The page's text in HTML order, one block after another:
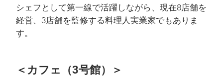
シェフとして第一線で活躍しながら、現在8店舗を
経営、3店舗を監修する料理人実業家でもありま
す。
＜カフェ（3号館）＞